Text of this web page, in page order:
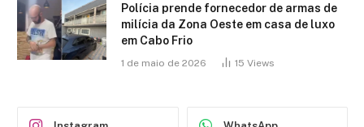
Polícia prende fornecedor de armas de
milícia da Zona Oeste em casa de luxo
em Cabo Frio
1 de maio de 2026 15 Views